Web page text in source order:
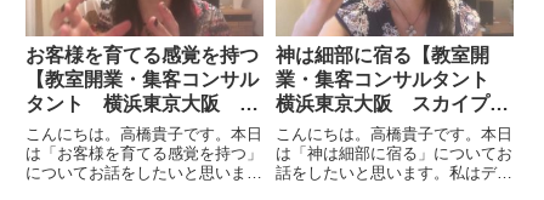
お客様を育てる感覚を持つ
【教室開業・集客コンサル
タント 横浜東京大阪 ス
カイプ全国対応】
こんにちは。高橋貴子です。本日
は「お客様を育てる感覚を持つ」
についてお話をしたいと思いま
神は細部に宿る【教室開
業・集客コンサルタント
横浜東京大阪 スカイプ全
国対応】
こんにちは。高橋貴子です。本日
は「神は細部に宿る」についてお
話をしたいと思います。私はデザ